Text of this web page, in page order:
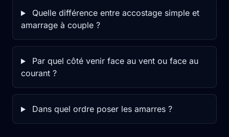
Quelle différence entre accostage simple et
amarrage à couple ?
Par quel côté venir face au vent ou face au
courant ?
Dans quel ordre poser les amarres ?